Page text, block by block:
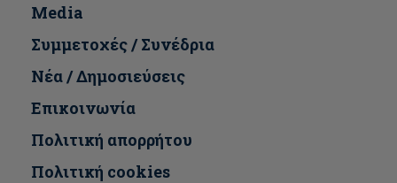
Media
Συμμετοχές / Συνέδρια
Νέα / Δημοσιεύσεις
Επικοινωνία
Πολιτική απορρήτου
Πολιτική cookies